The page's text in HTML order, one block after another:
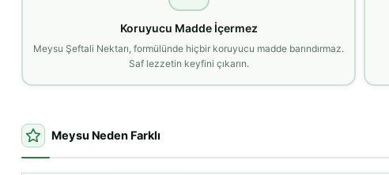
Koruyucu Madde İçermez
Meysu Şeftali Nektarı, formülünde hiçbir koruyucu madde barındırmaz.
Saf lezzetin keyfini çıkarın.
Meysu Neden Farklı